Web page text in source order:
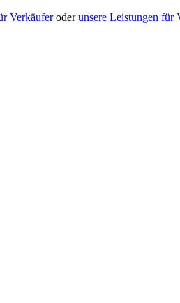
Verkäuferoderunsere Leistungen für